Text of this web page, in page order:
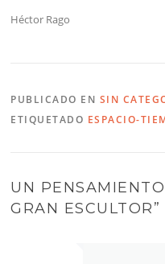
Héctor Rago
PUBLICADO EN SIN
ETIQUETADO ESPACIO-
UN PENSAMIENTO
GRAN ESCULTOR”